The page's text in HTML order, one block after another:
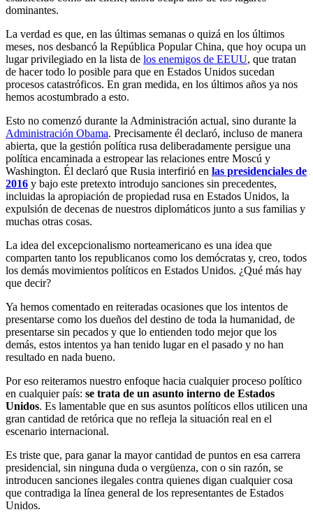
dominantes.
La verdad es que, en las últimas semanas o quizá en los últimos
meses, nos desbancó la República Popular China, que hoy ocupa un
lugar privilegiado en la lista de los enemigos de EEUU, que tratan
de hacer todo lo posible para que en Estados Unidos sucedan
procesos catastróficos. En gran medida, en los últimos años ya nos
hemos acostumbrado a esto.
Esto no comenzó durante la Administración actual, sino durante la
Administración Obama. Precisamente él declaró, incluso de manera
abierta, que la gestión política rusa deliberadamente persigue una
política encaminada a estropear las relaciones entre Moscú y
Washington. Él declaró que Rusia interfirió en las presidenciales de
2016 y bajo este pretexto introdujo sanciones sin precedentes,
incluidas la apropiación de propiedad rusa en Estados Unidos, la
expulsión de decenas de nuestros diplomáticos junto a sus familias y
muchas otras cosas.
La idea del excepcionalismo norteamericano es una idea que
comparten tanto los republicanos como los demócratas y, creo, todos
los demás movimientos políticos en Estados Unidos. ¿Qué más hay
que decir?
Ya hemos comentado en reiteradas ocasiones que los intentos de
presentarse como los dueños del destino de toda la humanidad, de
presentarse sin pecados y que lo entienden todo mejor que los
demás, estos intentos ya han tenido lugar en el pasado y no han
resultado en nada bueno.
Por eso reiteramos nuestro enfoque hacia cualquier proceso político
en cualquier país: se trata de un asunto interno de Estados
Unidos. Es lamentable que en sus asuntos políticos ellos utilicen una
gran cantidad de retórica que no refleja la situación real en el
escenario internacional.
Es triste que, para ganar la mayor cantidad de puntos en esa carrera
presidencial, sin ninguna duda o vergüenza, con o sin razón, se
introducen sanciones ilegales contra quienes digan cualquier cosa
que contradiga la línea general de los representantes de Estados
Unidos.